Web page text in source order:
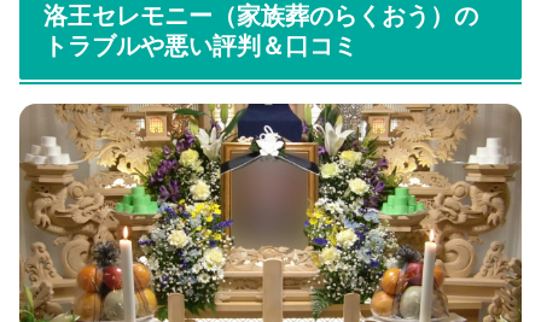
洛王セレモニー（家族葬のらくおう）の
トラブルや悪い評判＆口コミ